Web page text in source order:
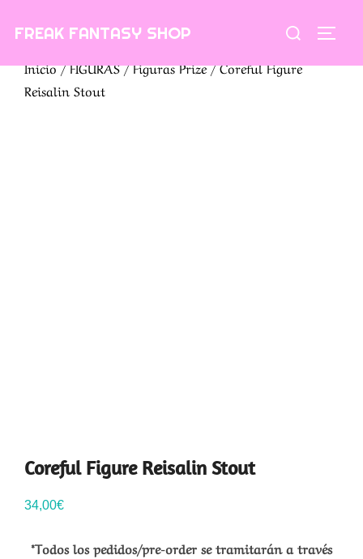
FREAK FANTASY SHOP Buscar:
Inicio/FIGURAS/Figuras Prize/ Coreful Figure
Reisalin Stout
Coreful Figure Reisalin Stout
34,00€
*Todos los pedidos/pre-order se tramitarán a través